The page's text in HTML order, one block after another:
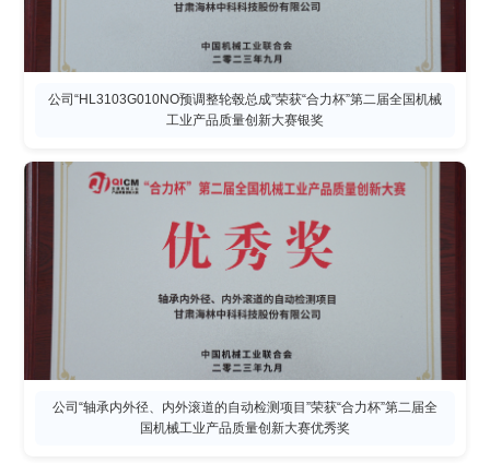
公司“HL3103G010NO预调整轮毂总成”荣获“合力杯”第二届全国机械
工业产品质量创新大赛银奖
公司“轴承内外径、内外滚道的自动检测项目”荣获“合力杯”第二届全
国机械工业产品质量创新大赛优秀奖